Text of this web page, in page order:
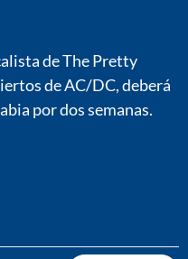
de The Pretty
de AC/DC, deberá
por dos semanas.